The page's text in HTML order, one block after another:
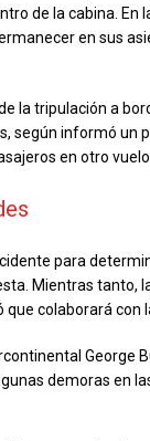
de la cabina. En
en sus
la tripulación a
según informó un
en otro
para
Mientras tanto,
colaborará con
George
demoras en